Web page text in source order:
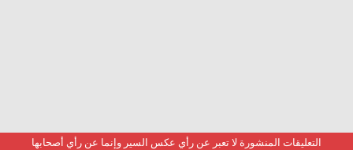
التعليقات المنشورة لا تعبر عن رأي عكس السير وإنما عن رأي أصحابها